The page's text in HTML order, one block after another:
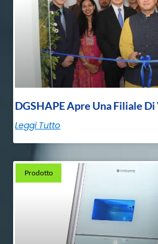
DGSHAPE Apre Una Filiale
Leggi Tutto
Prodotto